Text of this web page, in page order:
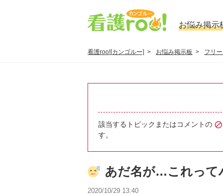
お悩み掲示
看護roo![カンゴルー] お悩み掲示板 フリ
該当するトピックまたはコメントの
す。
あだ名が…これって
2020/10/29 13:40